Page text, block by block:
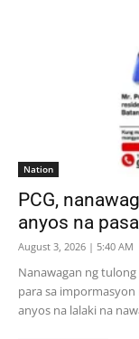
Nation
PCG,
anyos na
August 3, 2026 | 5:40 AM
Nanawagan ng tulong
para sa
anyos na lalaki na